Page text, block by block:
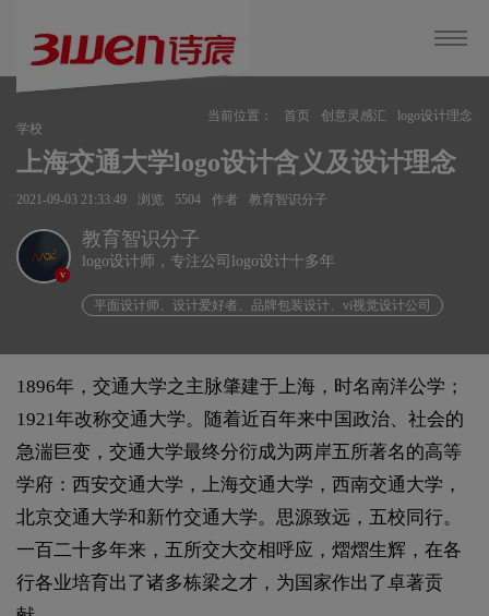
当前位置： 首页 创意灵感汇
logo设计理念
学校
上海交通大学logo设计含义及设计理念
2021-09-03 21:33:49 浏览 5504 作者 教育智识分子
v
教育智识分子
logo设计师，专注公司logo设计十多年
平面设计师、设计爱好者、品牌包装设计、vi视觉设计公司
1896年，交通大学之主脉肇建于上海，时名南洋公学；
1921年改称交通大学。随着近百年来中国政治、社会的
急湍巨变，交通大学最终分衍成为两岸五所著名的高等
学府：西安交通大学，上海交通大学，西南交通大学，
北京交通大学和新竹交通大学。思源致远，五校同行。
一百二十多年来，五所交大交相呼应，熠熠生辉，在各
行各业培育出了诸多栋梁之才，为国家作出了卓著贡